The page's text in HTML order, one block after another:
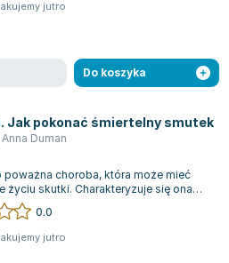
dla studentów
dla studentów
studentów
książki
- książki
- metodyka
pomocnicze
jutro
Do koszyka
Jak pokonać śmiertelny smutek
Anna Duman
poważna choroba, która może mieć
życiu skutki. Charakteryzuje się ona
nastrojem, przewlekł...
0.0
jutro